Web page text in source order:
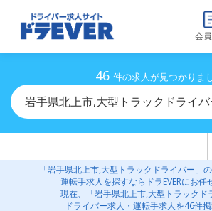
会
46 件の求人が見つかりま
岩手県北上市,大型トラックドライ
「岩手県北上市,大型トラックドライバー」
運転手求人を探すならドラEVERにお任
現在、「岩手県北上市,大型トラックド
ドライバー求人・運転手求人を46件掲